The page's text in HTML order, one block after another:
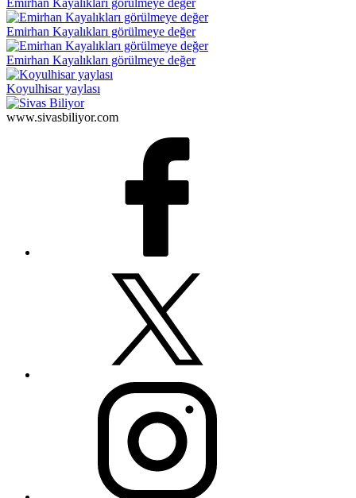
Emirhan Kayalıkları görülmeye değer
Emirhan Kayalıkları görülmeye değer
Emirhan Kayalıkları görülmeye değer
Koyulhisar yaylası
www.sivasbiliyor.com